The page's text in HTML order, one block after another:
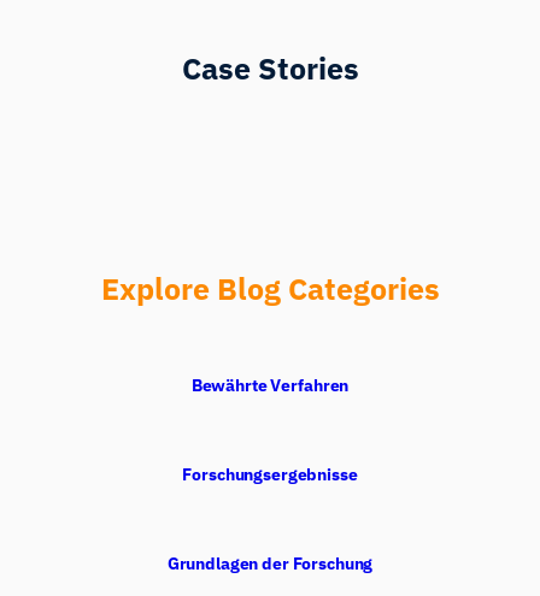
Case Stories
Explore Blog Categories
Bewährte Verfahren
Forschungsergebnisse
Grundlagen der Forschung